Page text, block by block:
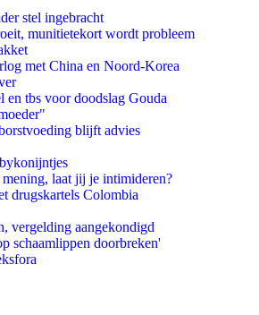
stel ingebracht
munitietekort wordt probleem
met China en Noord-Korea
en tbs voor doodslag Gouda
blijft advies
mening, laat jij je intimideren?
drugskartels Colombia
vergelding aangekondigd
schaamlippen doorbreken'